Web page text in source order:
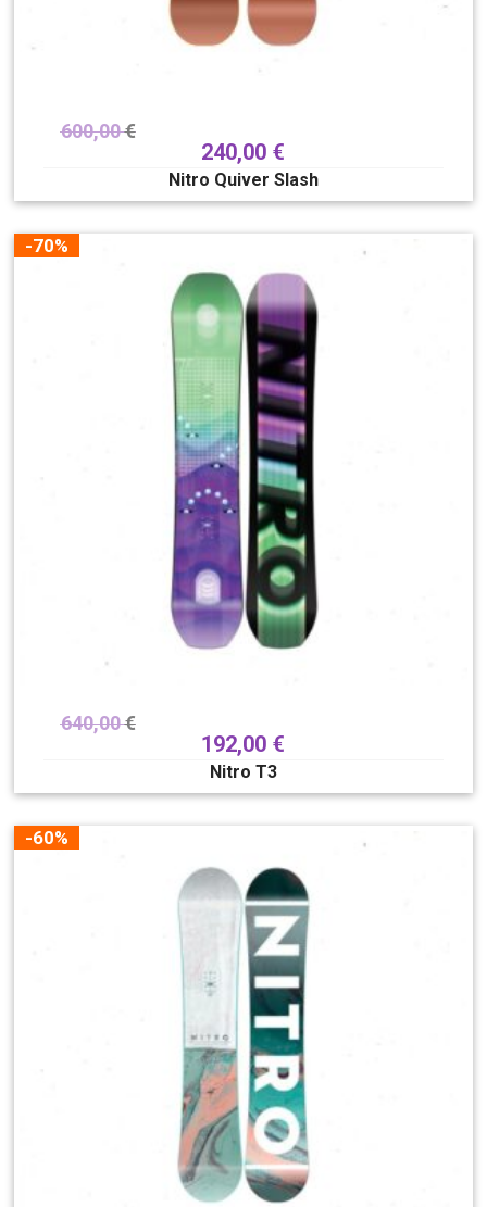
600,00€
240,00 €
Nitro Quiver Slash
-70%
640,00€
192,00 €
Nitro T3
-60%